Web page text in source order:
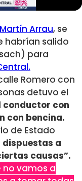
Martín Arrau, se
habrían salido
para
Romero con
detuvo el
conductor con
con bencina.
de Estado
a
causas”.
no vamos a